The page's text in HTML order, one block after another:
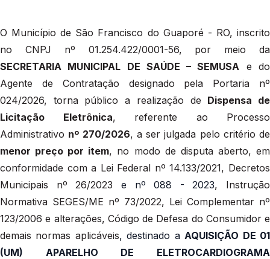
O Município de São Francisco do Guaporé - RO, inscrito
no CNPJ nº 01.254.422/0001-56, por meio da
SECRETARIA MUNICIPAL DE SAÚDE – SEMUSA e do
Agente de Contratação designado pela Portaria nº
024/2026, torna público a realização de Dispensa de
Licitação Eletrônica, referente ao Processo
Administrativo nº 270/2026, a ser julgada pelo critério de
menor preço por item, no modo de disputa aberto, em
conformidade com a Lei Federal nº 14.133/2021, Decretos
Municipais nº 26/2023 e nº 088 - 2023, Instrução
Normativa SEGES/ME nº 73/2022, Lei Complementar nº
123/2006 e alterações, Código de Defesa do Consumidor e
demais normas aplicáveis, destinado a AQUISIÇÃO DE 01
(UM) APARELHO DE ELETROCARDIOGRAMA